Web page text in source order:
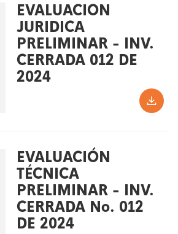
EVALUACION
JURIDICA
PRELIMINAR - INV.
CERRADA 012 DE
2024
EVALUACIÓN
TÉCNICA
PRELIMINAR - INV.
CERRADA No. 012
DE 2024